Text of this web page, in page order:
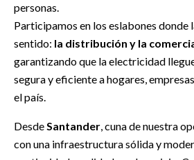
personas.
Participamos en los eslabones donde
sentido: la distribución y la
garantizando que la electricidad
segura y eficiente a hogares,
el país.
DesdeSantander, cuna de nuestra
con una infraestructura sólida y